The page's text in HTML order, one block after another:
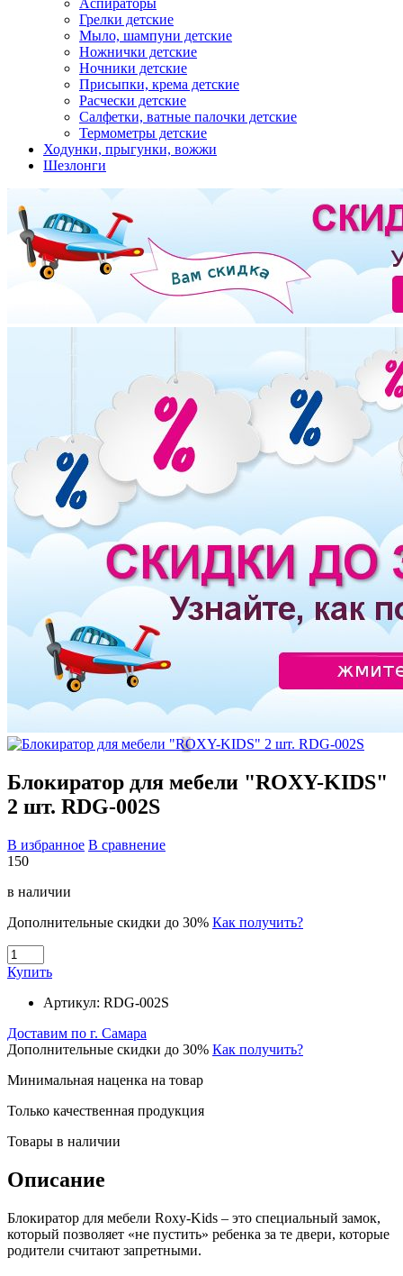
Аспираторы
Грелки детские
Мыло, шампуни детские
Ножнички детские
Ночники детские
Присыпки, крема детские
Расчески детские
Салфетки, ватные палочки детские
Термометры детские
Ходунки, прыгунки, вожжи
Шезлонги
Блокиратор для мебели "ROXY-KIDS"
2 шт. RDG-002S
В избранное В сравнение
150
в наличии
Дополнительные скидки до 30% Как получить?
Купить
Артикул: RDG-002S
Доставим по г. Самара
Дополнительные скидки до 30% Как получить?
Минимальная наценка на товар
Только качественная продукция
Товары в наличии
Описание
Блокиратор для мебели Roxy-Kids – это специальный замок,
который позволяет «не пустить» ребенка за те двери, которые
родители считают запретными.